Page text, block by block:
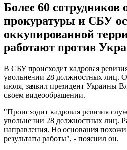
Более 60 сотрудников
прокуратуры и СБУ
оккупированной
работают против
В СБУ происходит кадровая
увольнении 28 должностных лиц.
июля, заявил президент Украины
своем видеообращении.
"Происходит кадровая ревизия
увольнении 28 должностных лиц.
направления. Но основания
результаты работы", - пояснил он.